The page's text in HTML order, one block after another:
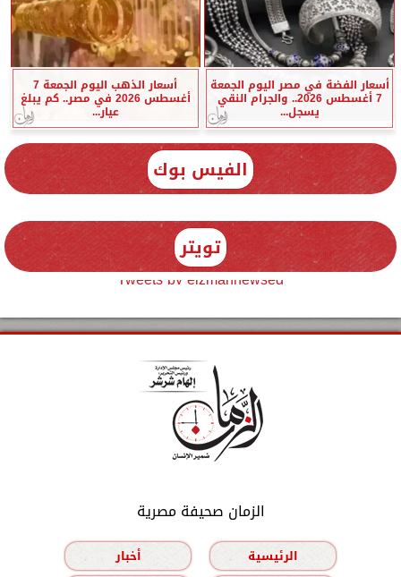
أسعار الفضة في مصر اليوم الجمعة
7 أغسطس 2026.. والجرام النقي
يسجل...
أسعار الذهب اليوم الجمعة 7
أغسطس 2026 في مصر.. كم يبلغ
عيار...
الفيس بوك
تويتر
Tweets by elzmannewseg
الزمان صحيفة مصرية
الرئيسية
أخبار